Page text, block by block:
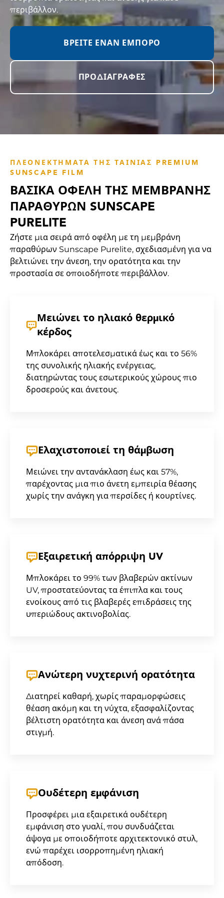
περιβάλλον.
ΒΡΕΊΤΕ ΈΝΑΝ ΈΜΠΟΡΟ
ΠΡΟΔΙΑΓΡΑΦΈΣ
ΠΛΕΟΝΕΚΤΉΜΑΤΑ ΤΗΣ ΤΑΙΝΊΑΣ PREMIUM
SUNSCAPE FILM
ΒΑΣΙΚΆ ΟΦΈΛΗ ΤΗΣ ΜΕΜΒΡΆΝΗΣ
ΠΑΡΑΘΎΡΩΝ SUNSCAPE
PURELITE
Ζήστε μια σειρά από οφέλη με τη μεμβράνη
παραθύρων Sunscape Purelite, σχεδιασμένη για να
βελτιώνει την άνεση, την ορατότητα και την
προστασία σε οποιοδήποτε περιβάλλον.
Μειώνει το ηλιακό θερμικό
κέρδος
Μπλοκάρει αποτελεσματικά έως και το 56%
της συνολικής ηλιακής ενέργειας,
διατηρώντας τους εσωτερικούς χώρους πιο
δροσερούς και άνετους.
Ελαχιστοποιεί τη θάμβωση
Μειώνει την αντανάκλαση έως και 57%,
παρέχοντας μια πιο άνετη εμπειρία θέασης
χωρίς την ανάγκη για περσίδες ή κουρτίνες.
Εξαιρετική απόρριψη UV
Μπλοκάρει το 99% των βλαβερών ακτίνων
UV, προστατεύοντας τα έπιπλα και τους
ενοίκους από τις βλαβερές επιδράσεις της
υπεριώδους ακτινοβολίας.
Ανώτερη νυχτερινή ορατότητα
Διατηρεί καθαρή, χωρίς παραμορφώσεις
θέαση ακόμη και τη νύχτα, εξασφαλίζοντας
βέλτιστη ορατότητα και άνεση ανά πάσα
στιγμή.
Ουδέτερη εμφάνιση
Προσφέρει μια εξαιρετικά ουδέτερη
εμφάνιση στο γυαλί, που συνδυάζεται
άψογα με οποιοδήποτε αρχιτεκτονικό στυλ,
ενώ παρέχει ισορροπημένη ηλιακή
απόδοση.